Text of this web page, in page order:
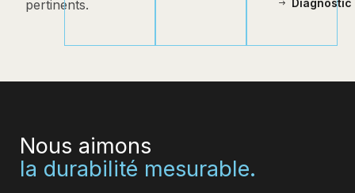
pertinents.
Nous aimons
la durabilité mesurable.